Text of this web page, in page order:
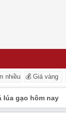
nhiều 💰 Giá vàng
lúa gạo hôm nay